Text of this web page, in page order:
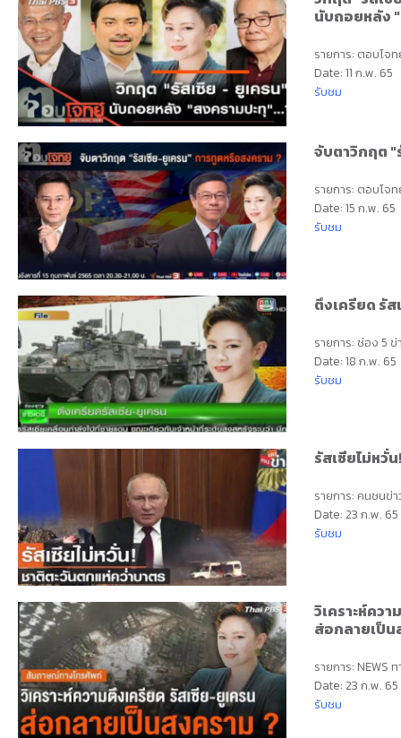
นับถอยหลัง
รายการ: ตอบโจ
Date: 11 ก.พ. 65
รับชม
จับตาวิกฤต "
รายการ: ตอบโจ
Date: 15 ก.พ. 65
รับชม
ตึงเครียด รั
รายการ: ช่อง 5 ข่
Date: 18 ก.พ. 65
รับชม
รัสเซียไม่หวั่
รายการ: คนชนข่
Date: 23 ก.พ. 65
รับชม
วิเคราะห์คว
ส่อกลายเป็
รายการ: NEWS
Date: 23 ก.พ. 65
รับชม